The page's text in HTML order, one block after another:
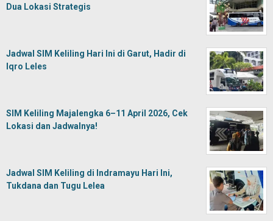
Dua Lokasi Strategis
Jadwal SIM Keliling Hari Ini di Garut, Hadir di
Iqro Leles
SIM Keliling Majalengka 6–11 April 2026, Cek
Lokasi dan Jadwalnya!
Jadwal SIM Keliling di Indramayu Hari Ini,
Tukdana dan Tugu Lelea